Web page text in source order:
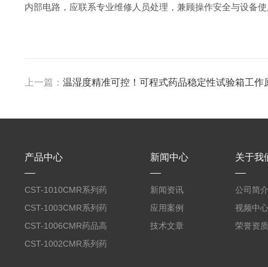
内部电路，应联系专业维修人员处理，兼顾操作安全与设备
上一篇： 温湿度精准可控！可程式药品稳定性试验箱工作
产品中心
CST-1010CMR系列药
品高温试验箱
CST-1003CMR系列药
品高温试验箱
CST-1006CMR药品高
温试验箱
CST-1002CMR系列药
新闻中心
新闻资讯
应用案例
技术文章
关于我
公司简介
视频中心
荣誉资质